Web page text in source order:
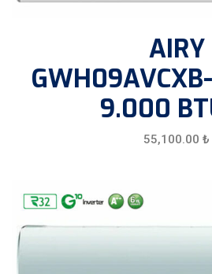
AIRY
9.000
55,100.00 ₺